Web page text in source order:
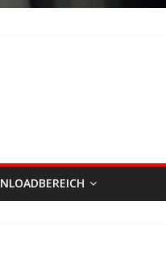
* Föhrden-Barl *
*